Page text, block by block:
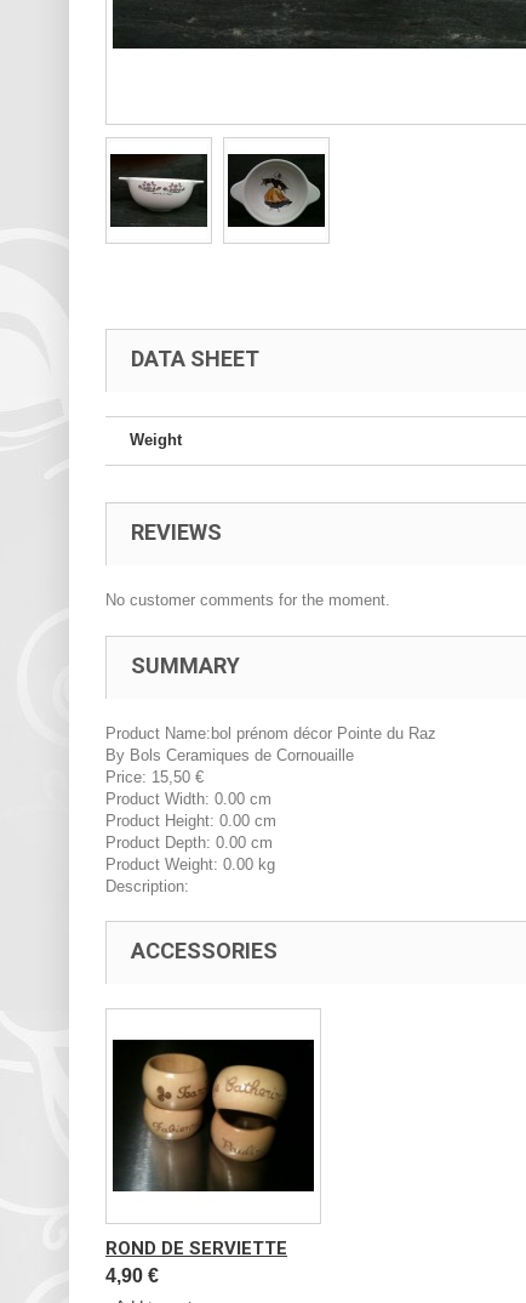
DATA SHEET
Weight
REVIEWS
No customer comments for the moment.
SUMMARY
Product Name: bol prénom décor Pointe du Raz
By Bols Ceramiques de Cornouaille
Price: 15,50 €
Product Width: 0.00 cm
Product Height: 0.00 cm
Product Depth: 0.00 cm
Product Weight: 0.00 kg
Description:
ACCESSORIES
ROND DE SERVIETTE
4,90 €